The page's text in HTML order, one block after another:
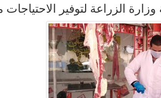
الزراعة لتوفير الاحتياجات